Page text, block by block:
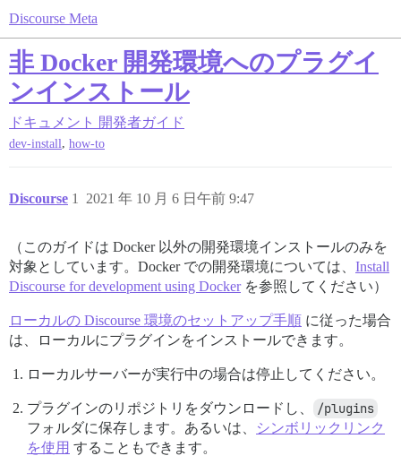
Discourse Meta
非 Docker 開発環境へのプラグイ
ンインストール
ドキュメント 開発者ガイド
dev-install, how-to
Discourse 2021 年 10 月 6 日午前 9:47
1
（このガイドは Docker 以外の開発環境インストールのみを
対象としています。Docker での開発環境については、 Install
Discourse for development using Dockerを参照してください）
ローカルの Discourse 環境のセットアップ手順 に従った場合
は、ローカルにプラグインをインストールできます。
ローカルサーバーが実行中の場合は停止してください。
プラグインのリポジトリをダウンロードし、 /plugins
フォルダに保存します。あるいは、
シンボリックリンク
を使用 することもできます。